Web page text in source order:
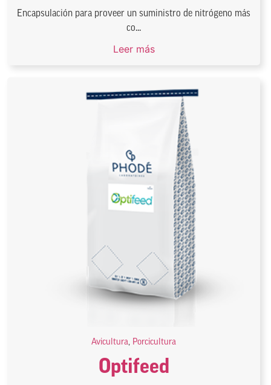
Encapsulación para proveer un suministro de nitrógeno más
co...
Leer más
Avicultura, Porcicultura
Optifeed